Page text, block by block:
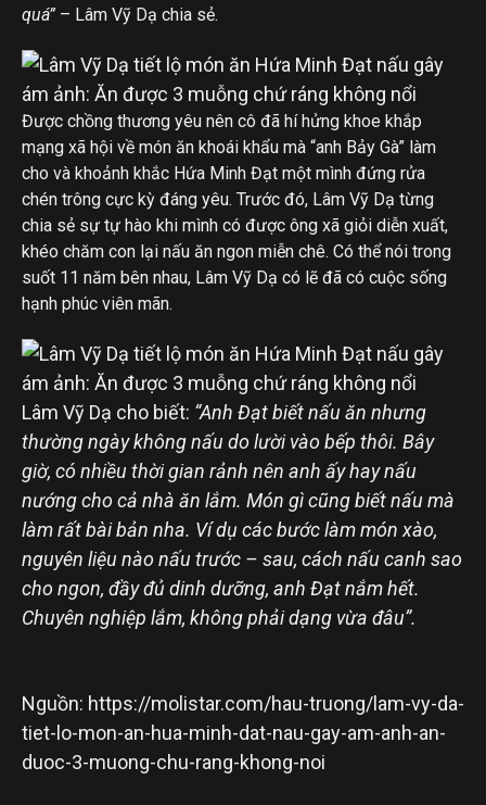
quá” – Lâm Vỹ Dạ chia sẻ.
Được chồng thương yêu nên cô đã hí hửng khoe khắp
mạng xã hội về món ăn khoái khẩu mà “anh Bảy Gà” làm
cho và khoảnh khắc Hứa Minh Đạt một mình đứng rửa
chén trông cực kỳ đáng yêu. Trước đó, Lâm Vỹ Dạ từng
chia sẻ sự tự hào khi mình có được ông xã giỏi diễn xuất,
khéo chăm con lại nấu ăn ngon miễn chê. Có thể nói trong
suốt 11 năm bên nhau, Lâm Vỹ Dạ có lẽ đã có cuộc sống
hạnh phúc viên mãn.
Lâm Vỹ Dạ cho biết: “Anh Đạt biết nấu ăn nhưng
thường ngày không nấu do lười vào bếp thôi. Bây
giờ, có nhiều thời gian rảnh nên anh ấy hay nấu
nướng cho cả nhà ăn lắm. Món gì cũng biết nấu mà
làm rất bài bản nha. Ví dụ các bước làm món xào,
nguyên liệu nào nấu trước – sau, cách nấu canh sao
cho ngon, đầy đủ dinh dưỡng, anh Đạt nắm hết.
Chuyên nghiệp lắm, không phải dạng vừa đâu”.
Nguồn: https://molistar.com/hau-truong/lam-vy-da-
tiet-lo-mon-an-hua-minh-dat-nau-gay-am-anh-an-
duoc-3-muong-chu-rang-khong-noi